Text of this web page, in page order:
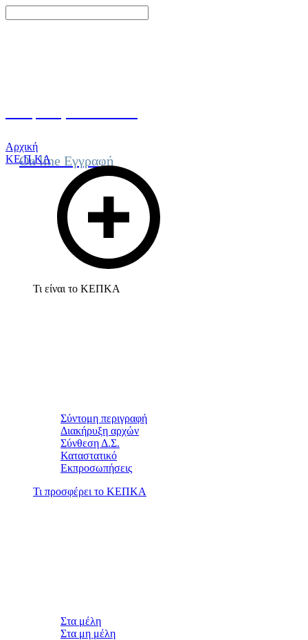
On line Εγγραφή
Αρχική
ΚΕ.Π.ΚΑ
Τι είναι το ΚΕΠΚΑ
Σύντομη περιγραφή
Διακήρυξη αρχών
Σύνθεση Δ.Σ.
Καταστατικό
Εκπροσωπήσεις
Τι προσφέρει το ΚΕΠΚΑ
Στα μέλη
Στα μη μέλη